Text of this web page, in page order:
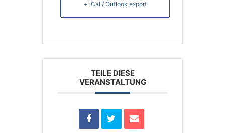
+ iCal / Outlook export
TEILE DIESE
VERANSTALTUNG